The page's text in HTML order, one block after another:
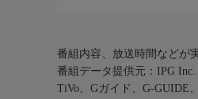
番組内容、放送時間などが
番組データ提供元：IPG Inc.
TiVo、Gガイド、G-GUIDE